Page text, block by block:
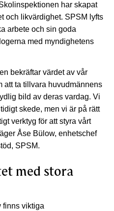
har skapat
och likvärdighet. SPSM lyfts
arbete och sin goda
med myndighetens
bekräftar värdet av vår
att ta tillvara huvudmännens
bild av deras vardag. Vi
skede, men vi är på rätt
verktyg för att styra vårt
Åse Bülow, enhetschef
SPSM.
med stora
finns viktiga